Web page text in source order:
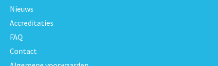
Nieuws
Accreditaties
FAQ
Contact